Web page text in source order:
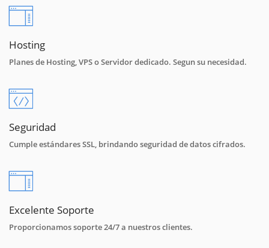
Hosting
Planes de Hosting, VPS o Servidor dedicado. Segun su necesidad.
Seguridad
Cumple estándares SSL, brindando seguridad de datos cifrados.
Excelente Soporte
Proporcionamos soporte 24/7 a nuestros clientes.